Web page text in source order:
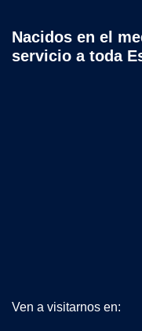
Nacidos en el
servicio a toda
Ven a visitarnos en: